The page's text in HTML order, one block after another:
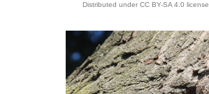
Distributed under CC BY-SA 4.0 license.